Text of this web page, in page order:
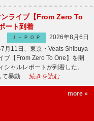
ライブ【From Zero To
ート到着
Ｊ－ＰＯＰ
2026年8月6日
月11日、東京・Veats Shibuya
ブ【From Zero To One】を開
シャルレポートが到着した。
て暴動 … 続きを読む
more »